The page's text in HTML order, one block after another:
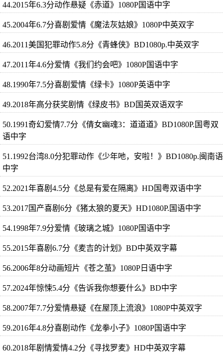
44.2015年6.3分动作悬疑《赤道》1080P国语中字
45.2004年6.7分喜剧爱情《魔法灰姑娘》1080P中英双字
46.2011美国犯罪动作5.8分《青蜂侠》BD1080p.中英双字
47.2011年4.6分爱情《我们约会吧》1080P国语中字
48.1990年7.5分喜剧爱情《绿卡》1080P英语中字
49.2018年高分获奖剧情《绿皮书》BD国英双语双字
50.1991奇幻爱情7.7分《倩女幽魂3：道道道》BD1080P.国粤双
语中字
51.1992台湾8.0分犯罪动作《少年吔，安啦！》BD1080p.闽南语
中字
52.2021年喜剧4.5分《总是有爱在隔离》HD国粤双语中字
53.2017国产喜剧6分《猪太狼的夏天》HD1080P.国语中字
54.1998年7.9分爱情《玻璃之城》1080P国语中字
55.2015年喜剧6.7分《麦吉的计划》BD中英双字幕
56.2006年8分动画短片《苍之茧》1080P日语中字
57.2024年惊悚5.4分《告诉我你想要什么》BD中字
58.2007年7.7分爱情悬疑《在屋顶上流浪》1080P中英双字
59.2016年4.8分喜剧动作《龙拳小子》1080P国语中字
60.2018年剧情爱情4.2分《寻找罗麦》HD中英双字幕